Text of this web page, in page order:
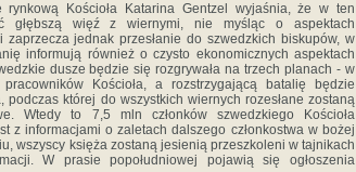
rynkową Kościoła Katarina Gentzel wyjaśnia, że w ten
głębszą więź z wiernymi, nie myśląc o aspektach
jednak przesłanie do szwedzkich biskupów, w
informują również o czysto ekonomicznych aspektach
dusze będzie się rozgrywała na trzech planach - w
Kościoła, a rozstrzygającą batalię będzie
podczas której do wszystkich wiernych rozesłane zostaną
Wtedy to 7,5 mln członków szwedzkiego Kościoła
z informacjami o zaletach dalszego członkostwa w bożej
wszyscy księża zostaną jesienią przeszkoleni w tajnikach
W prasie popołudniowej pojawią się ogłoszenia